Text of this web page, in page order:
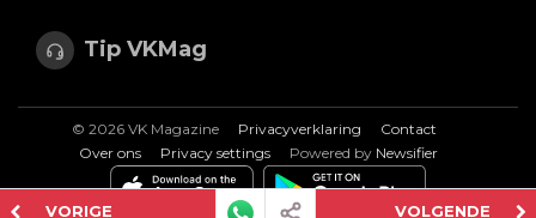
VORIGE VOLGENDE
Tip VKMag
© 2026 VK Magazine Privacyverklaring
Contact
Over ons
Privacy settings Powered by Newsifier